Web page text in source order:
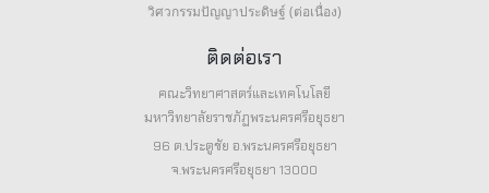
วิศวกรรมปัญญาประดิษฐ์ (ต่อเนื่อง)
ติดต่อเรา
คณะวิทยาศาสตร์และเทคโนโลยี
มหาวิทยาลัยราชภัฏพระนครศรีอยุธยา
96 ต.ประตูชัย อ.พระนครศรีอยุธยา
จ.พระนครศรีอยุธยา 13000